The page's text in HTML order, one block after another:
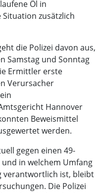
Öl in
zusätzlich
die Polizei davon aus,
Samstag und Sonntag
Ermittler erste
Verursacher
Hannover
Beweismittel
werden.
gegen einen 49-
in welchem Umfang
verantwortlich ist, bleibt
Die Polizei